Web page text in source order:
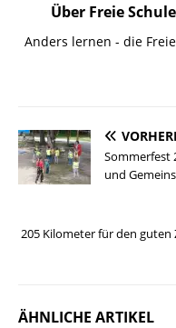
Über Freie
Anders lernen - die
Sommerfest
und
205 Kilometer für den guten
ÄHNLICHE ARTIKEL